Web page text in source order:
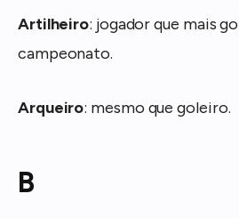
Artilheiro: jogador que mais
campeonato.
Arqueiro: mesmo que goleiro.
B